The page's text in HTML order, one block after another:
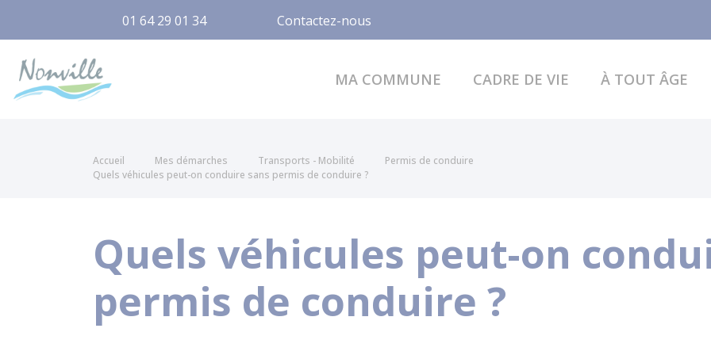
01 64 29 01 34 Contactez-nous
MA COMMUNE CADRE DE VIE À TOUT ÂGE
Accueil Mes démarches Transports - Mobilité
Permis de conduire
Quels véhicules peut-on conduire sans permis de conduire ?
Quels véhicules peut-on
permis de conduire ?